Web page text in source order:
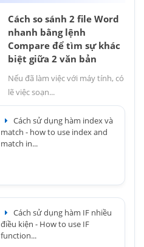
Cách so sánh 2 file Word
nhanh bằng lệnh
Compare để tìm sự khác
biệt giữa 2 văn bản
Nếu đã làm việc với máy tính, có
lẽ việc soạn...
Cách sử dụng hàm index và
match - how to use index and
match in...
Cách sử dụng hàm IF nhiều
điều kiện - How to use IF
function...